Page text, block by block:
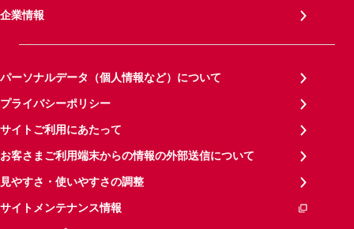
企業情報
パーソナルデータ（個人情報など）について
プライバシーポリシー
サイトご利用にあたって
お客さまご利用端末からの情報の外部送信について
見やすさ・使いやすさの調整
サイトメンテナンス情報